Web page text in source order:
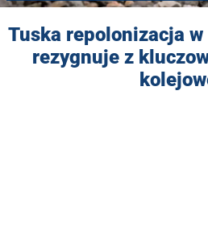
Tuska repolonizacja
rezygnuje z